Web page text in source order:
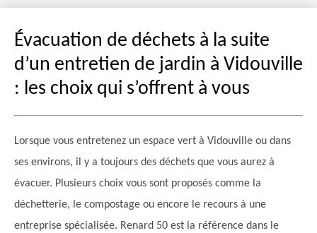
Évacuation de déchets à la suite
d’un entretien de jardin à Vidouville
: les choix qui s’offrent à vous
Lorsque vous entretenez un espace vert à Vidouville ou dans
ses environs, il y a toujours des déchets que vous aurez à
évacuer. Plusieurs choix vous sont proposés comme la
déchetterie, le compostage ou encore le recours à une
entreprise spécialisée. Renard 50 est la référence dans le